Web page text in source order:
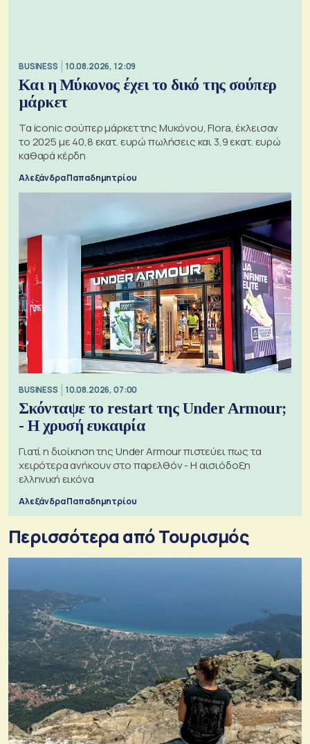
BUSINESS 10.08.2026, 12:09
Και η Μύκονος έχει το δικό της σούπερ
μάρκετ
Τα iconic σούπερ μάρκετ της Μυκόνου, Flora, έκλεισαν
το 2025 με 40,8 εκατ. ευρώ πωλήσεις και 3,9 εκατ. ευρώ
καθαρά κέρδη
Αλεξάνδρα Παπαδημητρίου
BUSINESS 10.08.2026, 07:00
Σκόνταψε το restart της Under Armour;
- Η χρυσή ευκαιρία
Γιατί η διοίκηση της Under Armour πιστεύει πως τα
χειρότερα ανήκουν στο παρελθόν - Η αισιόδοξη
ελληνική εικόνα
Αλεξάνδρα Παπαδημητρίου
Περισσότερα από Τουρισμός